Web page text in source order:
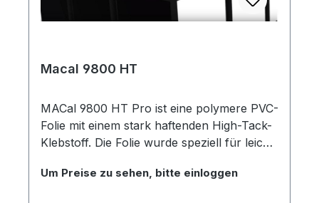
Macal 9800 HT
MACal 9800 HT Pro ist eine polymere PVC-
Folie mit einem stark haftenden High-Tack-
Klebstoff. Die Folie wurde speziell für leicht
niederenergetische Oberflächen entwickelt
Um Preise zu sehen, bitte einloggen